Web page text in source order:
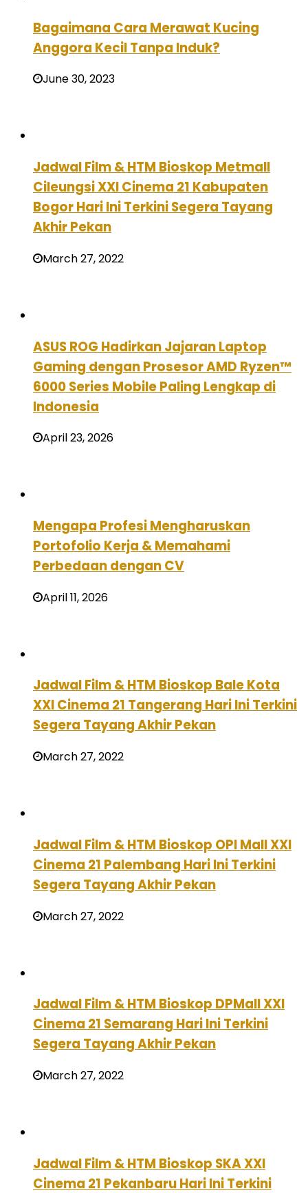
Bagaimana Cara Merawat Kucing
Anggora Kecil Tanpa Induk?
June 30, 2023
Jadwal Film & HTM Bioskop Metmall
Cileungsi XXI Cinema 21 Kabupaten
Bogor Hari Ini Terkini Segera Tayang
Akhir Pekan
March 27, 2022
ASUS ROG Hadirkan Jajaran Laptop
Gaming dengan Prosesor AMD Ryzen™
6000 Series Mobile Paling Lengkap di
Indonesia
April 23, 2026
Mengapa Profesi Mengharuskan
Portofolio Kerja & Memahami
Perbedaan dengan CV
April 11, 2026
Jadwal Film & HTM Bioskop Bale Kota
XXI Cinema 21 Tangerang Hari Ini Terkini
Segera Tayang Akhir Pekan
March 27, 2022
Jadwal Film & HTM Bioskop OPI Mall XXI
Cinema 21 Palembang Hari Ini Terkini
Segera Tayang Akhir Pekan
March 27, 2022
Jadwal Film & HTM Bioskop DPMall XXI
Cinema 21 Semarang Hari Ini Terkini
Segera Tayang Akhir Pekan
March 27, 2022
Jadwal Film & HTM Bioskop SKA XXI
Cinema 21 Pekanbaru Hari Ini Terkini